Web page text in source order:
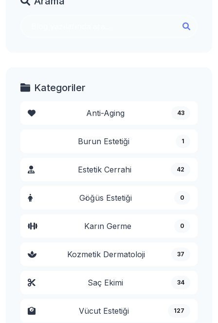
Kategoriler
Anti-Aging 43
Burun Estetiği 1
Estetik Cerrahi 42
Göğüs Estetiği 0
Karın Germe 0
Kozmetik Dermatoloji 37
Saç Ekimi 34
Vücut Estetiği 127